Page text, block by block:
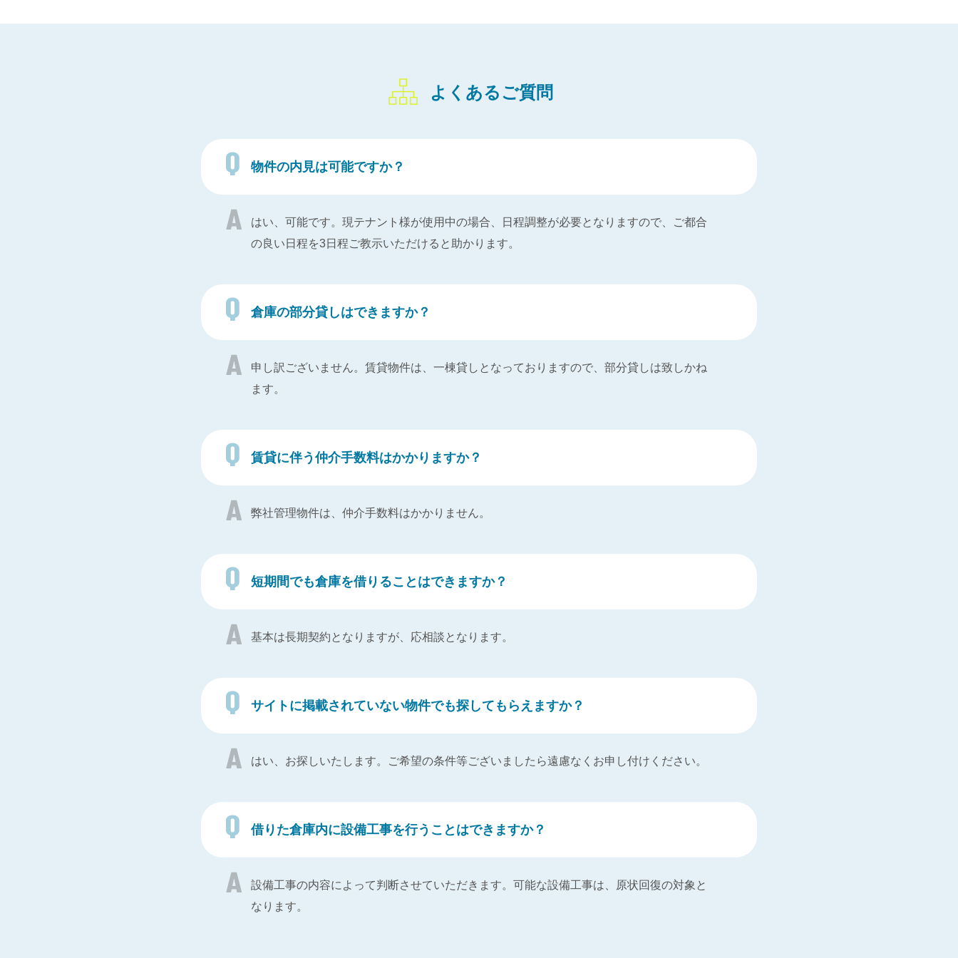
よくあるご質問
物件の内見は可能ですか？
はい、可能です。現テナント様が使用中の場合、日程調整が必要となりますので、ご都合
の良い日程を3日程ご教示いただけると助かります。
倉庫の部分貸しはできますか？
申し訳ございません。賃貸物件は、一棟貸しとなっておりますので、部分貸しは致しかね
ます。
賃貸に伴う仲介手数料はかかりますか？
弊社管理物件は、仲介手数料はかかりません。
短期間でも倉庫を借りることはできますか？
基本は長期契約となりますが、応相談となります。
サイトに掲載されていない物件でも探してもらえますか？
はい、お探しいたします。ご希望の条件等ございましたら遠慮なくお申し付けください。
借りた倉庫内に設備工事を行うことはできますか？
設備工事の内容によって判断させていただきます。可能な設備工事は、原状回復の対象と
なります。